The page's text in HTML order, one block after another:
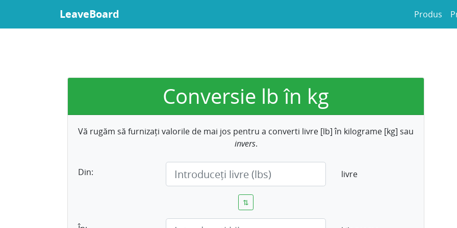
LeaveBoard Produs
Conversie lb în kg
Vă rugăm să furnizați valorile de mai jos pentru a converti livre [lb] în kilograme [kg] sau
invers.
Din: livre
⇅